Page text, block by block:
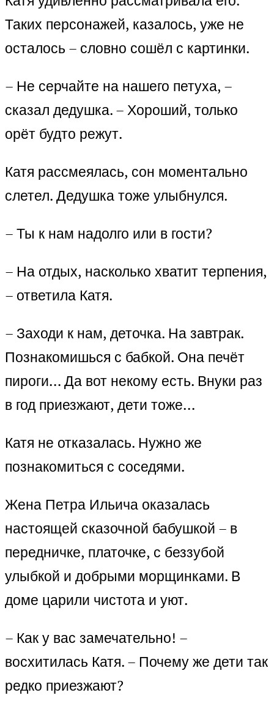
Таких персонажей, казалось, уже не
осталось – словно сошёл с картинки.
– Не серчайте на нашего петуха, –
сказал дедушка. – Хороший, только
орёт будто режут.
Катя рассмеялась, сон моментально
слетел. Дедушка тоже улыбнулся.
– Ты к нам надолго или в гости?
– На отдых, насколько хватит терпения,
– ответила Катя.
– Заходи к нам, деточка. На завтрак.
Познакомишься с бабкой. Она печёт
пироги… Да вот некому есть. Внуки раз
в год приезжают, дети тоже…
Катя не отказалась. Нужно же
познакомиться с соседями.
Жена Петра Ильича оказалась
настоящей сказочной бабушкой – в
передничке, платочке, с беззубой
улыбкой и добрыми морщинками. В
доме царили чистота и уют.
– Как у вас замечательно! –
восхитилась Катя. – Почему же дети так
редко приезжают?